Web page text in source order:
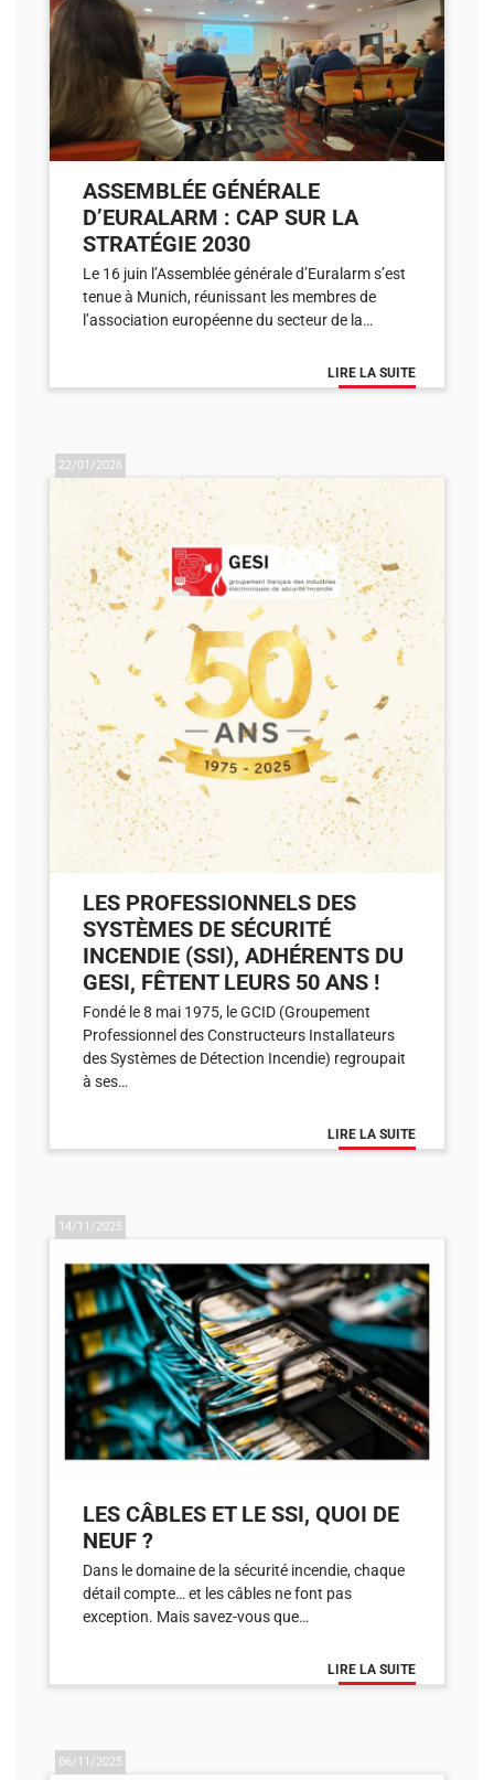
ASSEMBLÉE GÉNÉRALE
D’EURALARM : CAP SUR LA
STRATÉGIE 2030
Le 16 juin l’Assemblée générale d’Euralarm s’est
tenue à Munich, réunissant les membres de
l’association européenne du secteur de la…
LIRE LA SUITE
22/01/2026
LES PROFESSIONNELS DES
SYSTÈMES DE SÉCURITÉ
INCENDIE (SSI), ADHÉRENTS DU
GESI, FÊTENT LEURS 50 ANS !
Fondé le 8 mai 1975, le GCID (Groupement
Professionnel des Constructeurs Installateurs
des Systèmes de Détection Incendie) regroupait
à ses…
LIRE LA SUITE
14/11/2025
LES CÂBLES ET LE SSI, QUOI DE
NEUF ?
Dans le domaine de la sécurité incendie, chaque
détail compte… et les câbles ne font pas
exception. Mais savez-vous que…
LIRE LA SUITE
06/11/2025